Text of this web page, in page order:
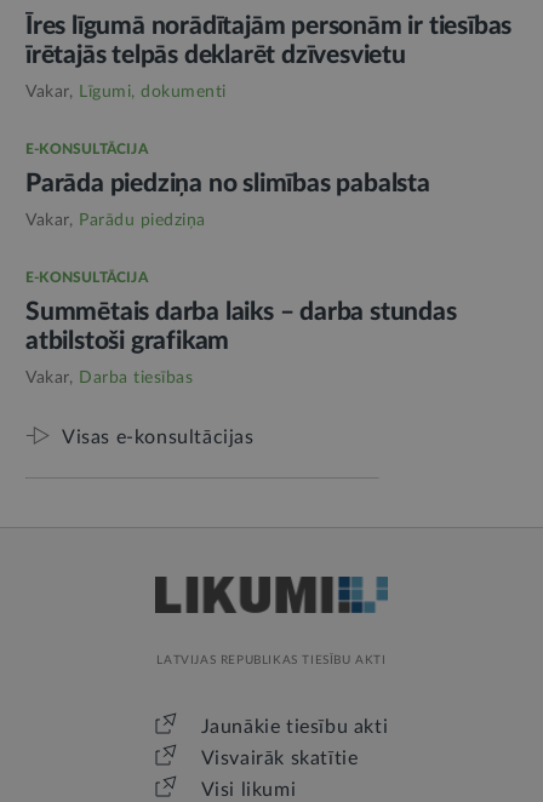
Īres līgumā norādītajām personām ir tiesības
īrētajās telpās deklarēt dzīvesvietu
Vakar, Līgumi, dokumenti
E-KONSULTĀCIJA
Parāda piedziņa no slimības pabalsta
Vakar, Parādu piedziņa
E-KONSULTĀCIJA
Summētais darba laiks – darba stundas
atbilstoši grafikam
Vakar, Darba tiesības
Visas e-konsultācijas
LATVIJAS REPUBLIKAS TIESĪBU AKTI
Jaunākie tiesību akti
Visvairāk skatītie
Visi likumi